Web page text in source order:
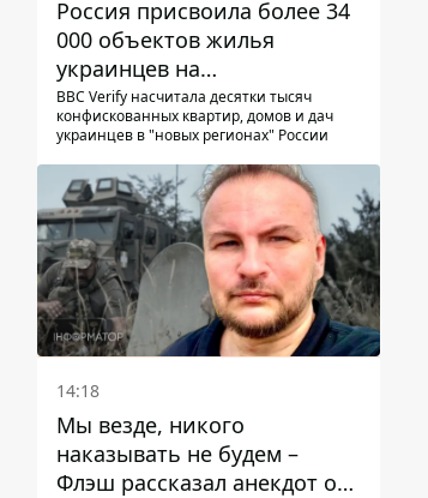
Россия присвоила более 34
000 объектов жилья
украинцев на
оккупированных
территориях -
BBC Verify насчитала десятки тысяч
конфискованных квартир, домов и дач
украинцев в "новых регионах" России
14:18
Мы везде, никого
наказывать не будем –
Флэш рассказал анекдот о